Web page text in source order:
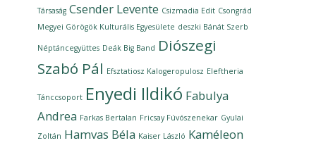
Társaság Csender Levente Csizmadia Edit Csongrád
Megyei Görögök Kulturális Egyesülete deszki Bánát Szerb
Néptáncegyüttes Deák Big Band Diószegi
Szabó Pál Efsztatiosz Kalogeropulosz Eleftheria
Tánccsoport Enyedi Ildikó Fabulya
Andrea Farkas Bertalan Fricsay Fúvószenekar Gyulai
Zoltán Hamvas Béla Kaiser László Kaméleon